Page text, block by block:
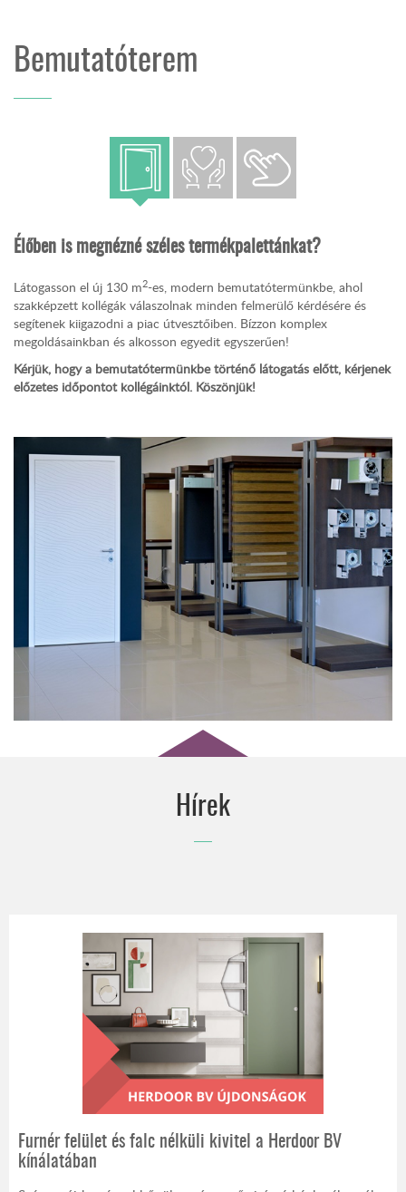
EGYEDI ÁRNYÉKOLÁSTECHNIKAI TERMÉKEK
EGYENESEN AUSZTRIÁBÓL
Bemutatóterem
Élőben is megnézné széles termékpalettánkat?
Látogasson el új 130 m2-es, modern bemutatótermünkbe, ahol
szakképzett kollégák válaszolnak minden felmerülő kérdésére és
segítenek kiigazodni a piac útvesztőiben. Bízzon komplex
megoldásainkban és alkosson egyedit egyszerűen!
Kérjük, hogy a bemutatótermünkbe történő látogatás előtt, kérjenek
előzetes időpontot kollégáinktól. Köszönjük!
Hírek
Furnér felület és falc nélküli kivitel a Herdoor BV
kínálatában